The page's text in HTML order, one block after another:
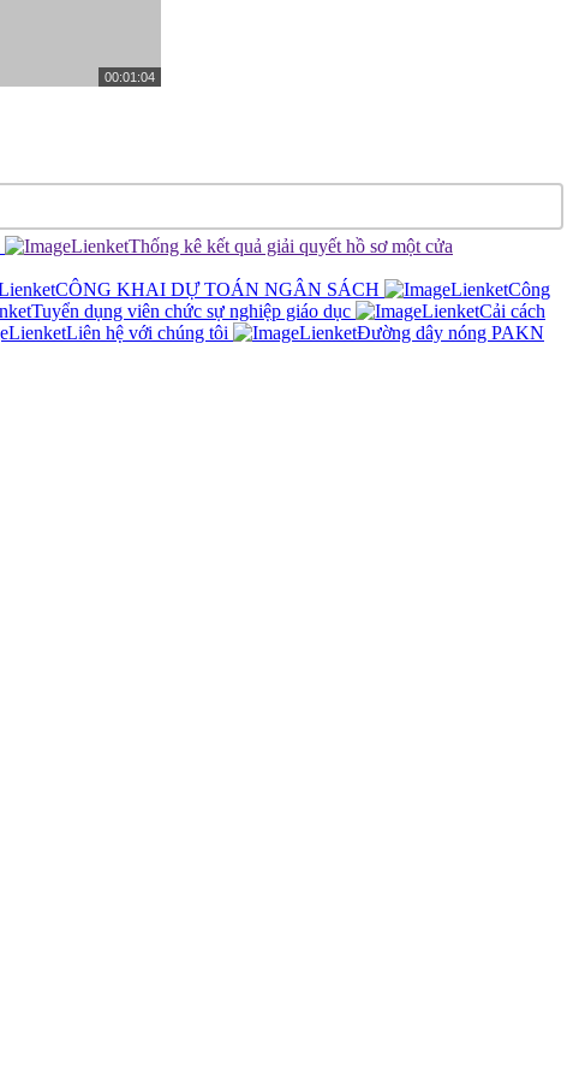
00:01:04
Thống kê kết quả giải quyết hồ sơ một cửa
CÔNG KHAI DỰ TOÁN NGÂN SÁCH
Công
Tuyển dụng viên chức sự nghiệp giáo dục
Cải cách
Liên hệ với chúng tôi
Đường dây nóng PAKN